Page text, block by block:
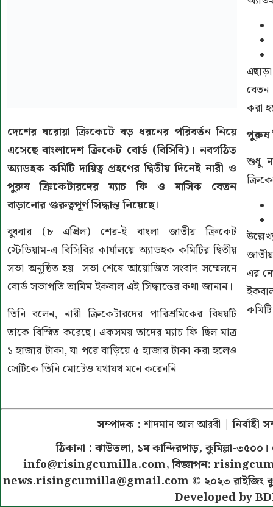
দেশের ঘরোয়া ক্রিকেটে বড় ধরনের পরিবর্তন নিয়ে
এসেছেবাংলাদেশ ক্রিকেট বোর্ড (বিসিবি)। নবগঠিত
অ্যাডহক কমিটি দায়িত্ব গ্রহণের দ্বিতীয় দিনেই নারী ও
পুরুষ ক্রিকেটারদের ম্যাচ ফি ও মাসিক বেতন
বাড়ানোর গুরুত্বপূর্ণ সিদ্ধান্ত নিয়েছে।
বুধবার (৮ এপ্রিল) শের-ই বাংলা জাতীয় ক্রিকেট
স্টেডিয়াম-এ বিসিবির কার্যালয়ে অ্যাডহক কমিটির দ্বিতীয়
সভা অনুষ্ঠিত হয়। সভা শেষে আয়োজিত সংবাদ সম্মেলনে
বোর্ড সভাপতিতামিম ইকবালএই সিদ্ধান্তের কথা জানান।
তিনি বলেন, নারী ক্রিকেটারদের পারিশ্রমিকের বিষয়টি
তাকে বিস্মিত করেছে। একসময় তাদের ম্যাচ ফি ছিল মাত্র
১ হাজার টাকা, যা পরে বাড়িয়ে ৫ হাজার টাকা করা হলেও
সেটিকে তিনি মোটেও যথাযথ মনে করেননি।
করা
পুরুষ
শুধু
এর
সম্পাদক : শাদমান আল আরবী | নির্বাহী
ঠিকানা : ঝাউতলা, ১ম কান্দিরপাড়, কুমিল্লা-
info@risingcumilla.com, বিজ্ঞাপন:
news.risingcumilla@gmail.com © ২০২৩ রাইজিং
Developed by